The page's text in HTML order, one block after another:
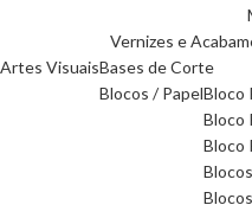
Vernizes e
Artes VisuaisBases de Corte
Blocos / PapelBloco
Bloco
Bloco